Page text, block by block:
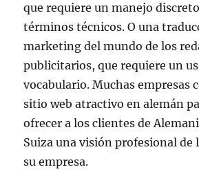
que requiere un manejo
términos técnicos. O una
marketing del mundo de los
publicitarios, que requiere un
vocabulario. Muchas empresas
sitio web atractivo en alemán
ofrecer a los clientes de
Suiza una visión profesional de
su empresa.